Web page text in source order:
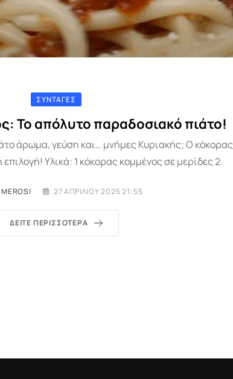
ΣΥΝΤΑΓΈΣ
Το απόλυτο παραδοσιακό πιάτο!
άρωμα, γεύση και… μνήμες Κυριακής; Ο κόκορας
επιλογή! Υλικά: 1 κόκορας κομμένος σε μερίδες 2.
27 ΑΠΡΙΛΊΟΥ 2025 21:55
ΔΕΊΤΕ ΠΕΡΙΣΣΌΤΕΡΑ